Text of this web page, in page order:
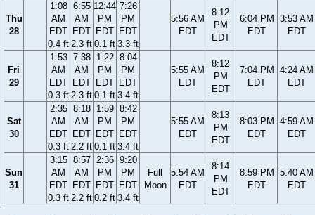
Thu
28
1:08
AM
EDT
0.4 ft
6:55
AM
EDT
2.3 ft
12:44
PM
EDT
0.1 ft
7:26
PM
EDT
3.3 ft
5:56 AM
EDT
8:12
PM
EDT
6:04 PM
EDT
3:53 AM
EDT
Fri
29
1:53
AM
EDT
0.3 ft
7:38
AM
EDT
2.3 ft
1:22
PM
EDT
0.1 ft
8:04
PM
EDT
3.4 ft
5:55 AM
EDT
8:12
PM
EDT
7:04 PM
EDT
4:24 AM
EDT
Sat
30
2:35
AM
EDT
0.3 ft
8:18
AM
EDT
2.2 ft
1:59
PM
EDT
0.1 ft
8:42
PM
EDT
3.4 ft
5:55 AM
EDT
8:13
PM
EDT
8:03 PM
EDT
4:59 AM
EDT
Sun
31
3:15
AM
EDT
0.3 ft
8:57
AM
EDT
2.2 ft
2:36
PM
EDT
0.2 ft
9:20
PM
EDT
3.4 ft
Full
Moon
5:54 AM
EDT
8:14
PM
EDT
8:59 PM
EDT
5:40 AM
EDT